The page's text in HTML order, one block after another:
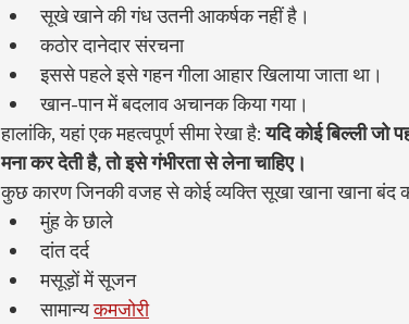
सूखे खाने की गंध उतनी आकर्षक नहीं है।
कठोर दानेदार संरचना
इससे पहले इसे गहन गीला आहार खिलाया जाता था।
खान-पान में बदलाव अचानक किया गया।
हालांकि, यहां एक महत्वपूर्ण सीमा रेखा है: यदि कोई बिल्ली
मना कर देती है, तो इसे गंभीरता से लेना चाहिए।
कुछ कारण जिनकी वजह से कोई व्यक्ति सूखा खाना खाना बंद
मुंह के छाले
दांत दर्द
मसूड़ों में सूजन
सामान्य कमजोरी